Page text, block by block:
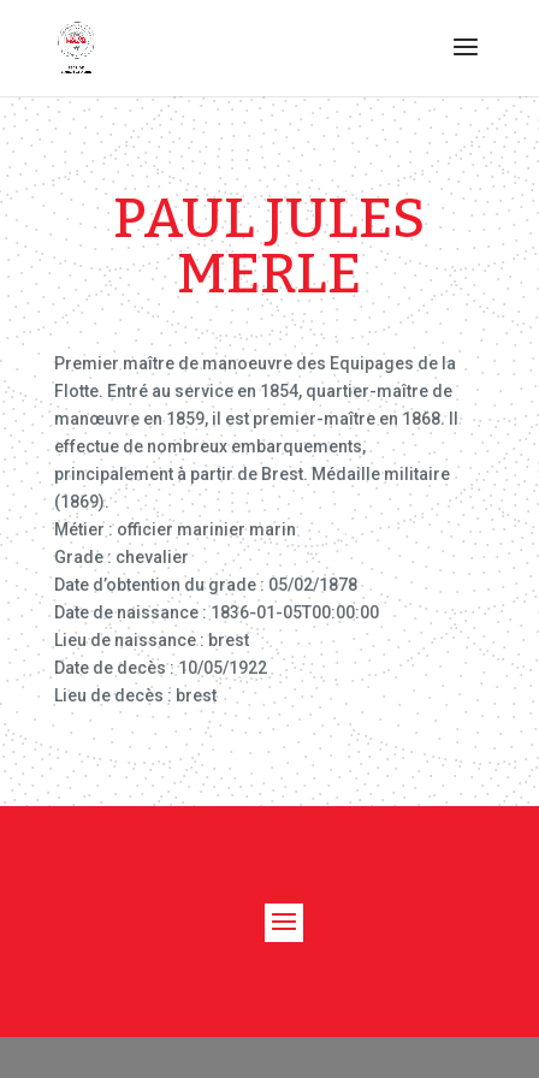
PAUL JULES
MERLE
Premier maître de manoeuvre des Equipages de la
Flotte. Entré au service en 1854, quartier-maître de
manœuvre en 1859, il est premier-maître en 1868. Il
effectue de nombreux embarquements,
principalement à partir de Brest. Médaille militaire
(1869).
Métier : officier marinier marin
Grade : chevalier
Date d’obtention du grade : 05/02/1878
Date de naissance : 1836-01-05T00:00:00
Lieu de naissance : brest
Date de decès : 10/05/1922
Lieu de decès : brest